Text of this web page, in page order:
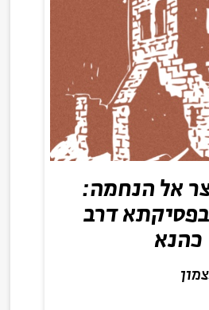
אל הנחמה:
בפסיקתא דרב
כהנא